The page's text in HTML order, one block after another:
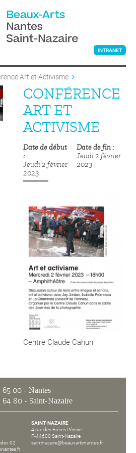
INTRANET
Art et Activisme
CONFÉRENCE
ART ET
ACTIVISME
Date de début
Jeudi 2 février
2023
Date de fin
Jeudi 2 février
2023
Centre Claude Cahun
65 00 - Nantes
64 80 - Saint-Nazaire
02
SAINT-NAZAIRE
4 rue des Frères Péreire
F-44600 Saint-Nazaire
saintnazaire@beauxartsnantes.fr